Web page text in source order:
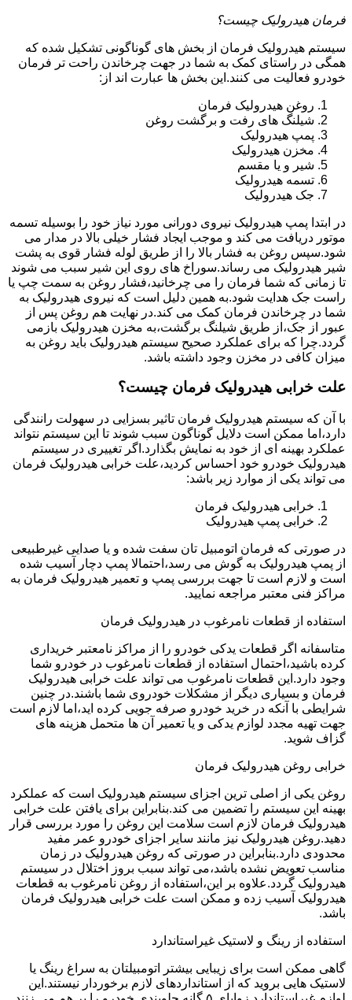
فرمان هیدرولیک چیست؟
سیستم هیدرولیک فرمان از بخش های گوناگونی تشکیل شده که
همگی در راستای کمک به شما در جهت چرخاندن راحت تر فرمان
خودرو فعالیت می کنند.این بخش ها عبارت اند از:
روغن هیدرولیک فرمان
شیلنگ های رفت و برگشت روغن
پمپ هیدرولیک
مخزن هیدرولیک
شیر و یا مقسم
تسمه هیدرولیک
جک هیدرولیک
در ابتدا پمپ هیدرولیک نیروی دورانی مورد نیاز خود را بوسیله تسمه
موتور دریافت می کند و موجب ایجاد فشار خیلی بالا در مدار می
شود.سپس روغن به فشار بالا را از طریق لوله فشار قوی به پشت
شیر هیدرولیک می رساند.سوراخ های روی این شیر سبب می شوند
تا زمانی که شما فرمان را می چرخانید،فشار روغن به سمت چپ یا
راست جک هدایت شود.به همین دلیل است که نیروی هیدرولیک به
شما در چرخاندن فرمان کمک می کند.در نهایت هم روغن پس از
عبور از جک،از طریق شیلنگ برگشت،به مخزن هیدرولیک بازمی
گردد.چرا که برای عملکرد صحیح سیستم هیدرولیک باید روغن به
میزان کافی در مخزن وجود داشته باشد.
علت خرابی هیدرولیک فرمان چیست؟
با آن که سیستم هیدرولیک فرمان تاثیر بسزایی در سهولت رانندگی
دارد،اما ممکن است دلایل گوناگون سبب شوند تا این سیستم نتواند
عملکرد بهینه ای از خود به نمایش بگذارد.اگر تغییری در سیستم
هیدرولیک خودرو خود احساس کردید،علت خرابی هیدرولیک فرمان
می تواند یکی از موارد زیر باشد:
خرابی هیدرولیک فرمان
خرابی پمپ هیدرولیک
در صورتی که فرمان اتومبیل تان سفت شده و یا صدایی غیرطبیعی
از پمپ هیدرولیک به گوش می رسد،احتمالا پمپ دچار آسیب شده
است و لازم است تا جهت بررسی پمپ و تعمیر هیدرولیک فرمان به
مراکز فنی معتبر مراجعه نمایید.
استفاده از قطعات نامرغوب در هیدرولیک فرمان
متاسفانه اگر قطعات یدکی خودرو را از مراکز نامعتبر خریداری
کرده باشید،احتمال استفاده از قطعات نامرغوب در خودرو شما
وجود دارد.این قطعات نامرغوب می تواند علت خرابی هیدرولیک
فرمان و بسیاری دیگر از مشکلات خودروی شما باشند.در چنین
شرایطی با آنکه در خرید خودرو صرفه جویی کرده اید،اما لازم است
جهت تهیه مجدد لوازم یدکی و یا تعمیر آن ها متحمل هزینه های
گزاف شوید.
خرابی روغن هیدرولیک فرمان
روغن یکی از اصلی ترین اجزای سیستم هیدرولیک است که عملکرد
بهینه این سیستم را تضمین می کند.بنابراین برای یافتن علت خرابی
هیدرولیک فرمان لازم است سلامت این روغن را مورد بررسی قرار
دهید.روغن هیدرولیک نیز مانند سایر اجزای خودرو عمر مفید
محدودی دارد.بنابراین در صورتی که روغن هیدرولیک در زمان
مناسب تعویض نشده باشد،می تواند سبب بروز اختلال در سیستم
هیدرولیک گردد.علاوه بر این،استفاده از روغن نامرغوب به قطعات
هیدرولیک آسیب زده و ممکن است علت خرابی هیدرولیک فرمان
باشد.
استفاده از رینگ و لاستیک غیراستاندارد
گاهی ممکن است برای زیبایی بیشتر اتومبیلتان به سراغ رینگ یا
لاستیک هایی بروید که از استانداردهای لازم برخوردار نیستند.این